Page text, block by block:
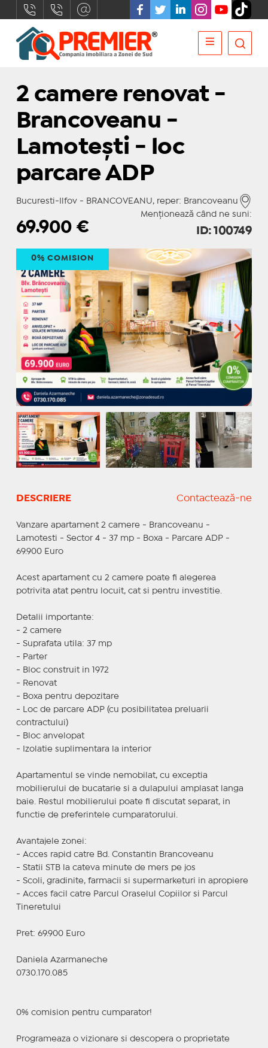
2 camere renovat -
Brancoveanu -
Lamotești - loc
parcare ADP
Bucuresti-Ilfov - BRANCOVEANU, reper: Brancoveanu
Menționează când ne suni:
69.900€ ID: 100749
0% COMISION
DESCRIERE Contactează-ne
Vanzare apartament 2 camere - Brancoveanu -
Lamotesti - Sector 4 - 37 mp - Boxa - Parcare ADP -
69.900 Euro
Acest apartament cu 2 camere poate fi alegerea
potrivita atat pentru locuit, cat si pentru investitie.
Detalii importante:
- 2 camere
- Suprafata utila: 37 mp
- Parter
- Bloc construit in 1972
- Renovat
- Boxa pentru depozitare
- Loc de parcare ADP (cu posibilitatea preluarii
contractului)
- Bloc anvelopat
- Izolatie suplimentara la interior
Apartamentul se vinde nemobilat, cu exceptia
mobilierului de bucatarie si a dulapului amplasat langa
baie. Restul mobilierului poate fi discutat separat, in
functie de preferintele cumparatorului.
Avantajele zonei:
- Acces rapid catre Bd. Constantin Brancoveanu
- Statii STB la cateva minute de mers pe jos
- Scoli, gradinite, farmacii si supermarketuri in apropiere
- Acces facil catre Parcul Oraselul Copiilor si Parcul
Tineretului
Pret: 69.900 Euro
Daniela Azarmaneche
0730.170.085
0% comision pentru cumparator!
Programeaza o vizionare si descopera o proprietate